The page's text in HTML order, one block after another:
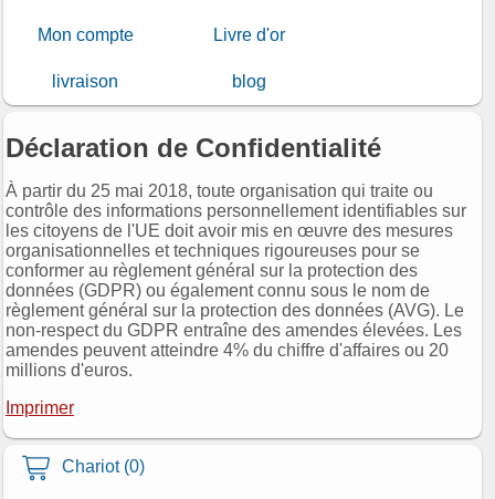
Mon compte Livre d'or
livraison blog
Chariot (0)
Déclaration de Confidentialité
À partir du 25 mai 2018, toute organisation qui traite ou
contrôle des informations personnellement identifiables sur
les citoyens de l'UE doit avoir mis en œuvre des mesures
organisationnelles et techniques rigoureuses pour se
conformer au règlement général sur la protection des
données (GDPR) ou également connu sous le nom de
règlement général sur la protection des données (AVG). Le
non-respect du GDPR entraîne des amendes élevées. Les
amendes peuvent atteindre 4% du chiffre d'affaires ou 20
millions d'euros.
Imprimer